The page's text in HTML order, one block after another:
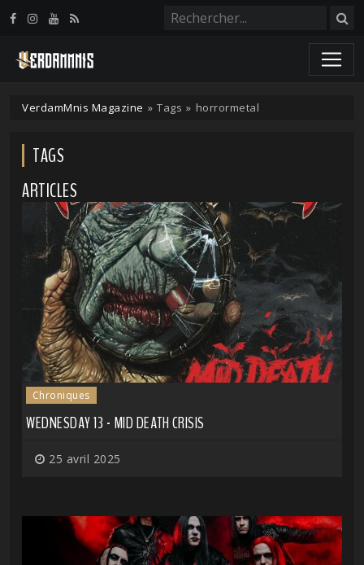
VerdamMnis Magazine » Tags » horrormetal
TAGS
ARTICLES
Chroniques
WEDNESDAY 13 - MID DEATH CRISIS
25 avril 2025
Panneau de gestion des cookies